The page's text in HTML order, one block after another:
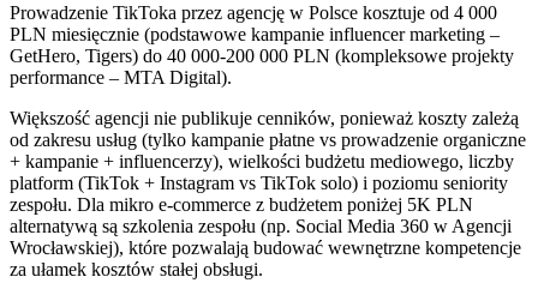
Prowadzenie TikToka przez agencję w Polsce kosztuje od 4 000
PLN miesięcznie (podstawowe kampanie influencer marketing –
GetHero, Tigers) do 40 000-200 000 PLN (kompleksowe projekty
performance – MTA Digital).
Większość agencji nie publikuje cenników, ponieważ koszty zależą
od zakresu usług (tylko kampanie płatne vs prowadzenie organiczne
+ kampanie + influencerzy), wielkości budżetu mediowego, liczby
platform (TikTok + Instagram vs TikTok solo) i poziomu seniority
zespołu. Dla mikro e-commerce z budżetem poniżej 5K PLN
alternatywą są szkolenia zespołu (np. Social Media 360 w Agencji
Wrocławskiej), które pozwalają budować wewnętrzne kompetencje
za ułamek kosztów stałej obsługi.